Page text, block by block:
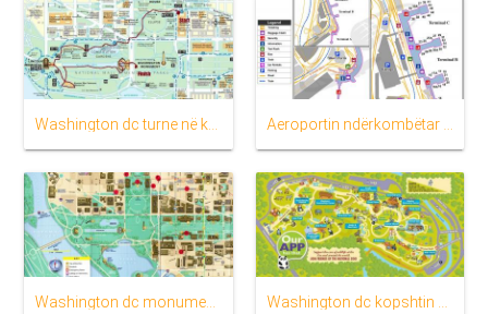
Washington dc turne në këmbë hartë Aeroportin ndërkombëtar hartë